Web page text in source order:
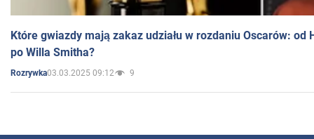
Które gwiazdy mają zakaz udziału w rozdaniu Oscarów: od
po Willa Smitha?
Rozrywka03.03.2025 09:12 9